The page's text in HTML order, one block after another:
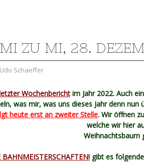
MI ZU MI, 28.
Udo Schaeffer
Wochenberichtim Jahr 2022. Auch
was mir, was uns dieses Jahr denn nun
heute erst an zweiter Stelle. Wir öffnen
welche wir hier
Weihnachtsbaum
BAHNMEISTERSCHAFTEN!gibt es